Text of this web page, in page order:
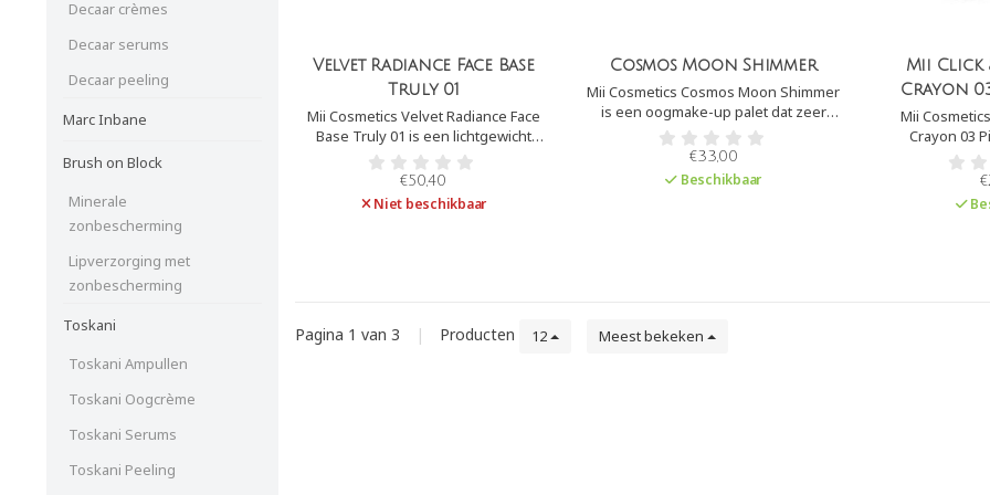
Decaar crèmes
Decaar serums
Decaar peeling
Marc Inbane
Brush on Block
Minerale
zonbescherming
Lipverzorging met
zonbescherming
Toskani
Toskani Ampullen
Toskani Oogcrème
Toskani Serums
Toskani Peeling
Velvet Radiance Face Base
Truly 01
Mii Cosmetics Velvet Radiance Face
Base Truly 01 is een lichtgewicht
foundation op minerale basis die fijne
lijntjes verzacht en imperfecties
camoufleert. Het geeft een natuurlijke
glow aan de huid, zonder vette glans.
€50,40
Niet beschikbaar
Cosmos Moon Shimmer
Mii Cosmetics Cosmos Moon Shimmer
is een oogmake-up palet dat zeer
gepigmenteerde en prachtig kleuren
bevat. Perfect om een stralende
oogopslag te creëren.
€33,00
Beschikbaar
Mii Click
Crayon
Mii
Crayon 03
innovatieve
avocado- en
een langdurige
licht aan.
Pagina 1 van 3 | Producten 12 Meest bekeken